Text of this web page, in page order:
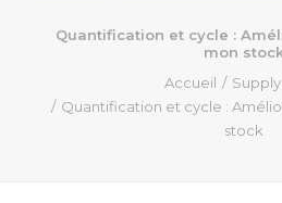
Quantification et cycle :
mon
Accueil
Quantification et cycle :
stock